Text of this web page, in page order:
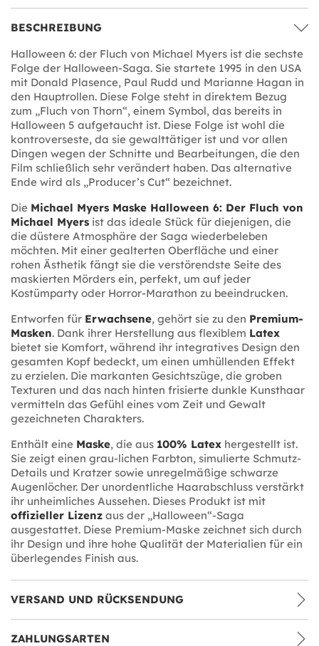
BESCHREIBUNG
Halloween 6: der Fluch von Michael Myers ist die sechste
Folge der Halloween-Saga. Sie startete 1995 in den USA
mit Donald Plasence, Paul Rudd und Marianne Hagan in
den Hauptrollen. Diese Folge steht in direktem Bezug
zum „Fluch von Thorn“, einem Symbol, das bereits in
Halloween 5 aufgetaucht ist. Diese Folge ist wohl die
kontroverseste, da sie gewalttätiger ist und vor allen
Dingen wegen der Schnitte und Bearbeitungen, die den
Film schließlich sehr verändert haben. Das alternative
Ende wird als „Producer’s Cut“ bezeichnet.
Die Michael Myers Maske Halloween 6: Der Fluch von
Michael Myers ist das ideale Stück für diejenigen, die
die düstere Atmosphäre der Saga wiederbeleben
möchten. Mit einer gealterten Oberfläche und einer
rohen Ästhetik fängt sie die verstörendste Seite des
maskierten Mörders ein, perfekt, um auf jeder
Kostümparty oder Horror-Marathon zu beeindrucken.
Entworfen für Erwachsene, gehört sie zu den Premium-
Masken. Dank ihrer Herstellung aus flexiblem Latex
bietet sie Komfort, während ihr integratives Design den
gesamten Kopf bedeckt, um einen umhüllenden Effekt
zu erzielen. Die markanten Gesichtszüge, die groben
Texturen und das nach hinten frisierte dunkle Kunsthaar
vermitteln das Gefühl eines vom Zeit und Gewalt
gezeichneten Charakters.
Enthält eine Maske, die aus 100% Latex hergestellt ist.
Sie zeigt einen grau-lichen Farbton, simulierte Schmutz-
Details und Kratzer sowie unregelmäßige schwarze
Augenlöcher. Der unordentliche Haarabschluss verstärkt
ihr unheimliches Aussehen. Dieses Produkt ist mit
offizieller Lizenz aus der „Halloween“-Saga
ausgestattet. Diese Premium-Maske zeichnet sich durch
ihr Design und ihre hohe Qualität der Materialien für ein
überlegendes Finish aus.
VERSAND UND RÜCKSENDUNG
ZAHLUNGSARTEN